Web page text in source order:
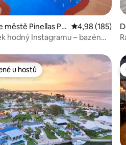
z 5, 135 hodnocení
městě Pinellas Pa
Průměrné
4,98 (185)
hodný Instagramu – bazén
kategorii Oblíbené u hostů
u hostů